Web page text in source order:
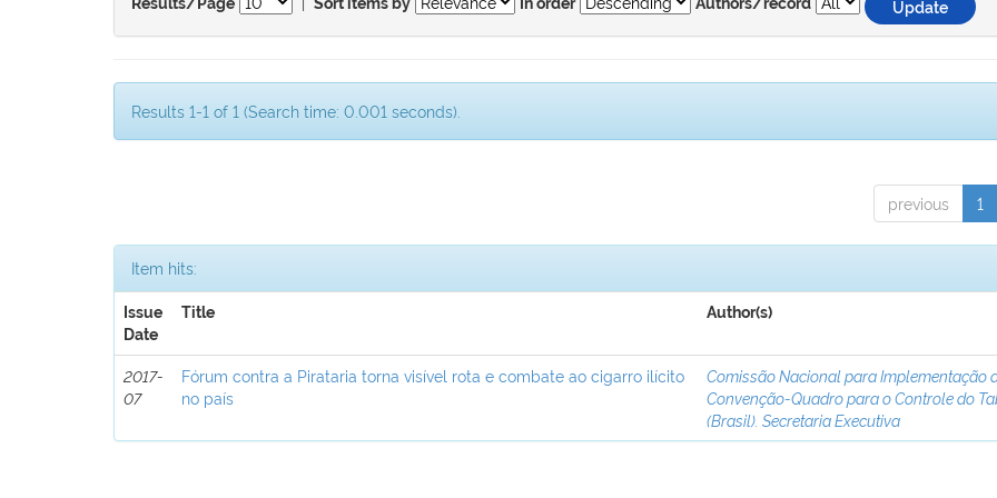
Results/Page Sort items by In order Authors/record
Results 1-1 of 1 (Search time: 0.001 seconds).
previous 1
Item hits:
Issue
Date
Title Author(s)
2017-
07
Fórum contra a Pirataria torna visível rota e combate ao cigarro ilícito
no país
Comissão Nacional para Implementação
Convenção-Quadro para o Controle do
(Brasil). Secretaria Executiva